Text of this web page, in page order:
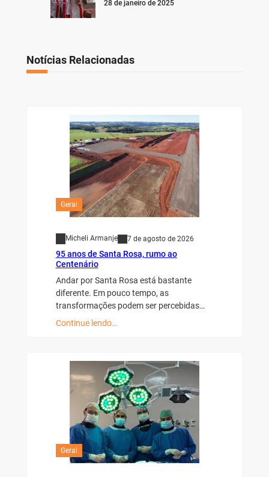
28 de janeiro de 2025
Notícias Relacionadas
Geral
Micheli Armanje 7 de agosto de 2026
95 anos de Santa Rosa, rumo ao
Centenário
Andar por Santa Rosa está bastante
diferente. Em pouco tempo, as
transformações podem ser percebidas…
Continue lendo…
Geral